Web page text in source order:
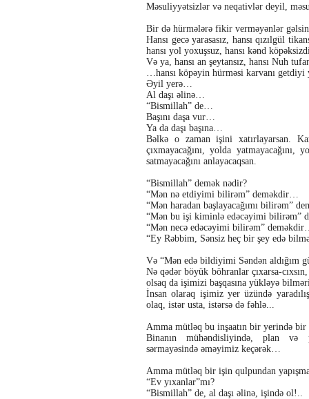
Məsuliyyətsizlər və neqativlər deyil,
Bir də hürmələrə fikir verməyənlər
Hansı gecə yarasasız, hansı qızılgül
hansı yol yoxuşsuz, hansı kənd
Və ya, hansı an şeytansız, hansı Nuh
…hansı köpəyin hürməsi karvanı getdiyi
Əyil yerə…
Al daşı əlinə…
“Bismillah” de…
Başını daşa vur…
Ya da daşı başına…
Bəlkə o zaman işini xatırlayarsan.
çıxmayacağını, yolda yatmayacağını,
satmayacağını anlayacaqsan.
“Bismillah” demək nədir?
“Mən nə etdiyimi bilirəm” deməkdir…
“Mən haradan başlayacağımı bilirəm”
“Mən bu işi kiminlə edəcəyimi bilirəm”
“Mən necə edəcəyimi bilirəm”
“Ey Rəbbim, Sənsiz heç bir şey edə
Və “Mən edə bildiyimi Səndən aldığım
Nə qədər böyük böhranlar çıxarsa-
olsaq da işimizi başqasına yükləyə
İnsan olaraq işimiz yer üzündə
olaq, istər usta, istərsə də fəhlə...
Amma mütləq bu inşaatın bir yerində bir
Binanın mühəndisliyində, plan və
sərmayəsində əməyimiz keçərək…
Amma mütləq bir işin qulpundan
“Ev yıxanlar”mı?
“Bismillah” de, al daşı əlinə, işində ol!..